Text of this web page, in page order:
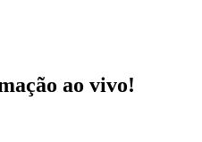
ao vivo!